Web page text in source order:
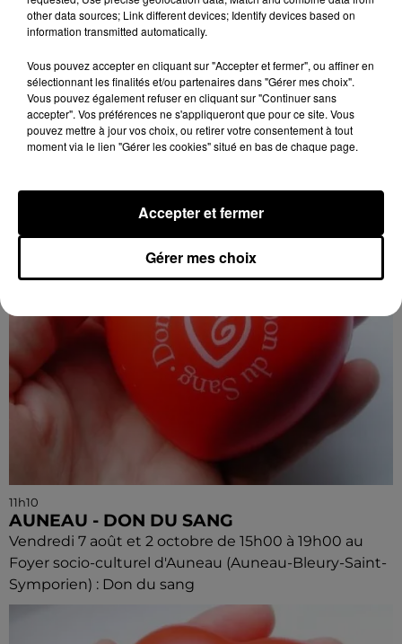
11h10
AUNEAU - DON DU SANG
Vendredi 7 août et 2 octobre de 15h00 à 19h00 au
Foyer socio-culturel d'Auneau (Auneau-Bleury-Saint-
11h10
AUNEAU - DON DU SANG
Vendredi 7 août et 2 octobre de 15h00 à 19h00 au
Foyer socio-culturel d'Auneau (Auneau-Bleury-Saint-
Symporien) : Don du sang
other data sources; Link different devices; Identify devices based on
information transmitted automatically.
Vous pouvez accepter en cliquant sur "Accepter et fermer", ou affiner en
sélectionnant les finalités et/ou partenaires dans "Gérer mes choix".
Vous pouvez également refuser en cliquant sur "Continuer sans
accepter". Vos préférences ne s'appliqueront que pour ce site. Vous
pouvez mettre à jour vos choix, ou retirer votre consentement à tout
moment via le lien "Gérer les cookies" situé en bas de chaque page.
Gérer mes choix
Accepter et fermer